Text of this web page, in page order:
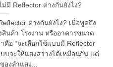
มี Reflector ต่างกันยังไง?
ต่างกันยังไง? เมื่อพูดถึง
นค้า โรงงาน หรืออาคารขนาด
อ “จะเลือกใช้แบบมี Reflector
บจะให้แสงสว่างได้เหมือนกัน แต่
องลำแสง...